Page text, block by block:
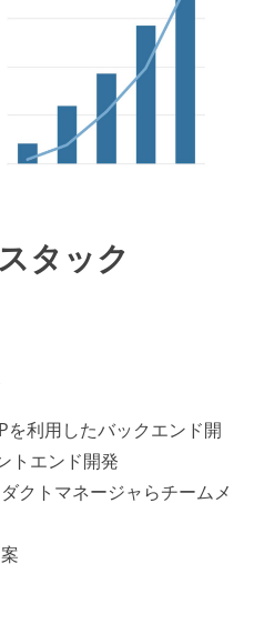
タック
利用したバックエンド開
トエンド開発
クトマネージャらチームメ